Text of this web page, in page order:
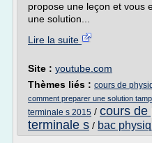
propose une leçon et vous
une solution...
Lire la suite
Site : youtube.com
Thèmes liés : cours de
comment preparer une solution
terminale s 2015 / cours de
terminale s / bac